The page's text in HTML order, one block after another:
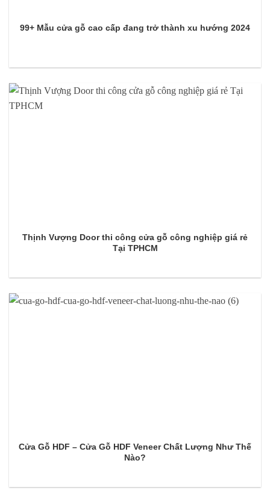
99+ Mẫu cửa gỗ cao cấp đang trở thành xu hướng 2024
Thịnh Vượng Door thi công cửa gỗ công nghiệp giá rẻ
Tại TPHCM
Cửa Gỗ HDF – Cửa Gỗ HDF Veneer Chất Lượng Như Thế
Nào?